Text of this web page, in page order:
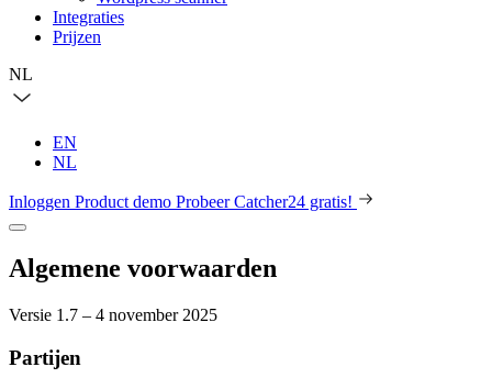
Integraties
Prijzen
NL
EN
NL
Inloggen Product demo Probeer Catcher24 gratis!
Algemene voorwaarden
Versie 1.7 – 4 november 2025
Partijen